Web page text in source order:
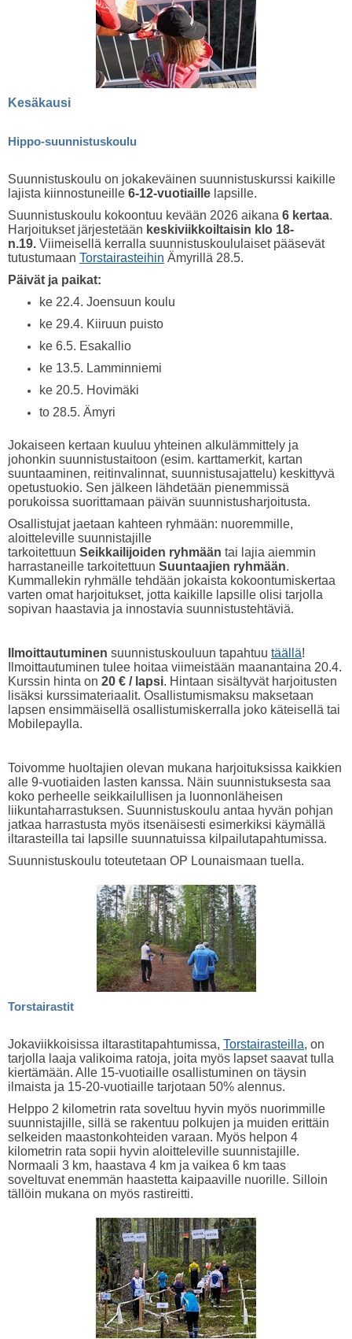
Kesäkausi
Hippo-suunnistuskoulu
Suunnistuskoulu on jokakeväinen suunnistuskurssi kaikille
lajista kiinnostuneille 6-12-vuotiaille lapsille.
Suunnistuskoulu kokoontuu kevään 2026 aikana 6 kertaa.
Harjoitukset järjestetään keskiviikkoiltaisin klo 18-
n.19. Viimeisellä kerralla suunnistuskoululaiset pääsevät
tutustumaan Torstairasteihin Ämyrillä 28.5.
Päivät ja paikat:
ke 22.4. Joensuun koulu
ke 29.4. Kiiruun puisto
ke 6.5. Esakallio
ke 13.5. Lamminniemi
ke 20.5. Hovimäki
to 28.5. Ämyri
Jokaiseen kertaan kuuluu yhteinen alkulämmittely ja
johonkin suunnistustaitoon (esim. karttamerkit, kartan
suuntaaminen, reitinvalinnat, suunnistusajattelu) keskittyvä
opetustuokio. Sen jälkeen lähdetään pienemmissä
porukoissa suorittamaan päivän suunnistusharjoitusta.
Osallistujat jaetaan kahteen ryhmään: nuoremmille,
aloitteleville suunnistajille
tarkoitettuun Seikkailijoiden ryhmään tai lajia aiemmin
harrastaneille tarkoitettuun Suuntaajien ryhmään.
Kummallekin ryhmälle tehdään jokaista kokoontumiskertaa
varten omat harjoitukset, jotta kaikille lapsille olisi tarjolla
sopivan haastavia ja innostavia suunnistustehtäviä.
Ilmoittautuminen suunnistuskouluun tapahtuu täällä!
Ilmoittautuminen tulee hoitaa viimeistään maanantaina 20.4.
Kurssin hinta on 20 € / lapsi. Hintaan sisältyvät harjoitusten
lisäksi kurssimateriaalit. Osallistumismaksu maksetaan
lapsen ensimmäisellä osallistumiskerralla joko käteisellä tai
Mobilepaylla.
Toivomme huoltajien olevan mukana harjoituksissa kaikkien
alle 9-vuotiaiden lasten kanssa. Näin suunnistuksesta saa
koko perheelle seikkailullisen ja luonnonläheisen
liikuntaharrastuksen. Suunnistuskoulu antaa hyvän pohjan
jatkaa harrastusta myös itsenäisesti esimerkiksi käymällä
iltarasteilla tai lapsille suunnatuissa kilpailutapahtumissa.
Suunnistuskoulu toteutetaan OP Lounaismaan tuella.
Torstairastit
Jokaviikkoisissa iltarastitapahtumissa, Torstairasteilla, on
tarjolla laaja valikoima ratoja, joita myös lapset saavat tulla
kiertämään. Alle 15-vuotiaille osallistuminen on täysin
ilmaista ja 15-20-vuotiaille tarjotaan 50% alennus.
Helppo 2 kilometrin rata soveltuu hyvin myös nuorimmille
suunnistajille, sillä se rakentuu polkujen ja muiden erittäin
selkeiden maastonkohteiden varaan. Myös helpon 4
kilometrin rata sopii hyvin aloitteleville suunnistajille.
Normaali 3 km, haastava 4 km ja vaikea 6 km taas
soveltuvat enemmän haastetta kaipaaville nuorille. Silloin
tällöin mukana on myös rastireitti.